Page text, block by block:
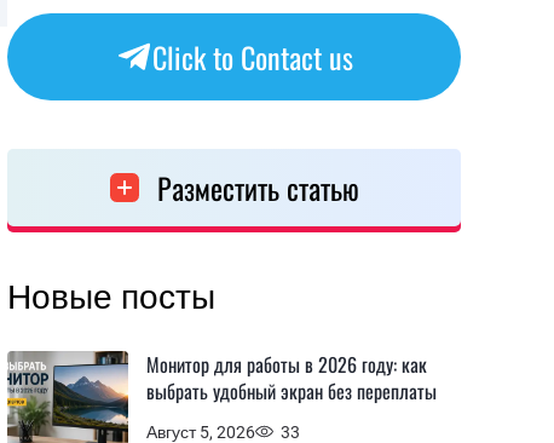
Click to Contact us
Разместить статью
Новые посты
Август 5, 2026 33
Монитор для работы в 2026 году: как
выбрать удобный экран без переплаты